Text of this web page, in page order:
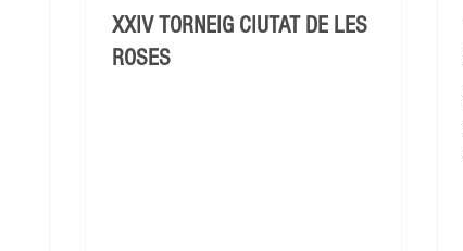
XXIV TORNEIG CIUTAT DE LES
ROSES